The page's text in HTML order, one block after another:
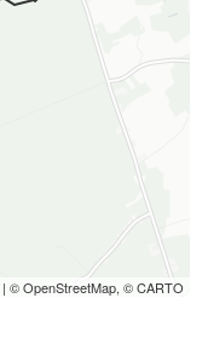
| © OpenStreetMap, © CARTO